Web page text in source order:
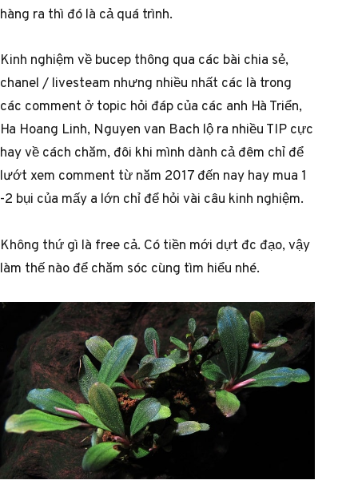
hàng ra thì đó là cả quá trình.
Kinh nghiệm về bucep thông qua các bài chia sẻ,
chanel / livesteam nhưng nhiều nhất các là trong
các comment ở topic hỏi đáp của các anh Hà Triển,
Ha Hoang Linh, Nguyen van Bach lộ ra nhiều TIP cực
hay về cách chăm, đôi khi mình dành cả đêm chỉ để
lướt xem comment từ năm 2017 đến nay hay mua 1
-2 bụi của mấy a lớn chỉ để hỏi vài câu kinh nghiệm.
Không thứ gì là free cả. Có tiền mới dựt đc đạo, vậy
làm thế nào để chăm sóc cùng tìm hiểu nhé.